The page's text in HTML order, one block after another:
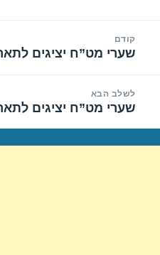
קודם
הפוסט
שערי מט”ח יציגים לתאריך 30/
לשלב הבא
הפוסט
שערי מט”ח יציגים לתאריך 04/